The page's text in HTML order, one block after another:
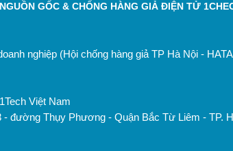
GỐC & CHỐNG HÀNG GIẢ ĐIỆN TỬ
nghiệp (Hội chống hàng giả TP Hà Nội -
Việt Nam
- đường Thụy Phương - Quận Bắc Từ Liêm - TP.